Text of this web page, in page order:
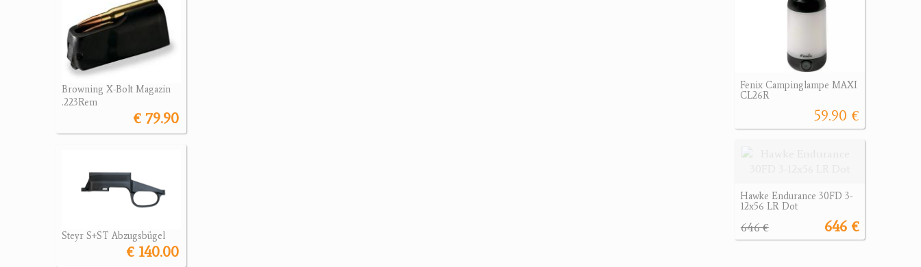
Browning X-Bolt Magazin
.223Rem
€ 79.90
Steyr S+ST Abzugsbügel
€ 140.00
Fenix Campinglampe MAXI
CL26R
59.90 €
Hawke Endurance 30FD 3-
12x56 LR Dot
646 €
646 €